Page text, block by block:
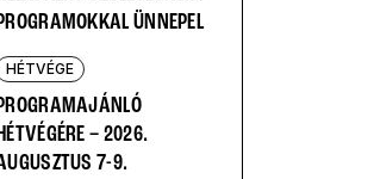
ÜNNEPEL
HÉTVÉGE
– 2026.
7-9.